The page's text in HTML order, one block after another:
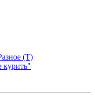
(T)
курить"